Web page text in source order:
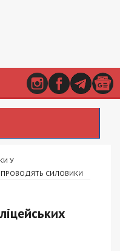
У
СИЛОВИКИ